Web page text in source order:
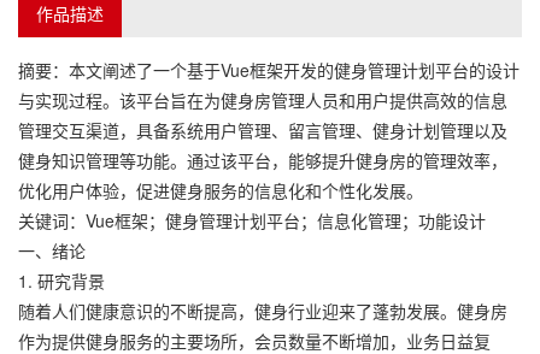
作品描述
摘要：本文阐述了一个基于Vue框架开发的健身管理计划平台的设计
与实现过程。该平台旨在为健身房管理人员和用户提供高效的信息
管理交互渠道，具备系统用户管理、留言管理、健身计划管理以及
健身知识管理等功能。通过该平台，能够提升健身房的管理效率，
优化用户体验，促进健身服务的信息化和个性化发展。
关键词：Vue框架；健身管理计划平台；信息化管理；功能设计
一、绪论
1. 研究背景
随着人们健康意识的不断提高，健身行业迎来了蓬勃发展。健身房
作为提供健身服务的主要场所，会员数量不断增加，业务日益复